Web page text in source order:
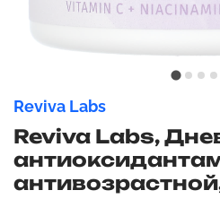
Reviva Labs
Reviva Labs,